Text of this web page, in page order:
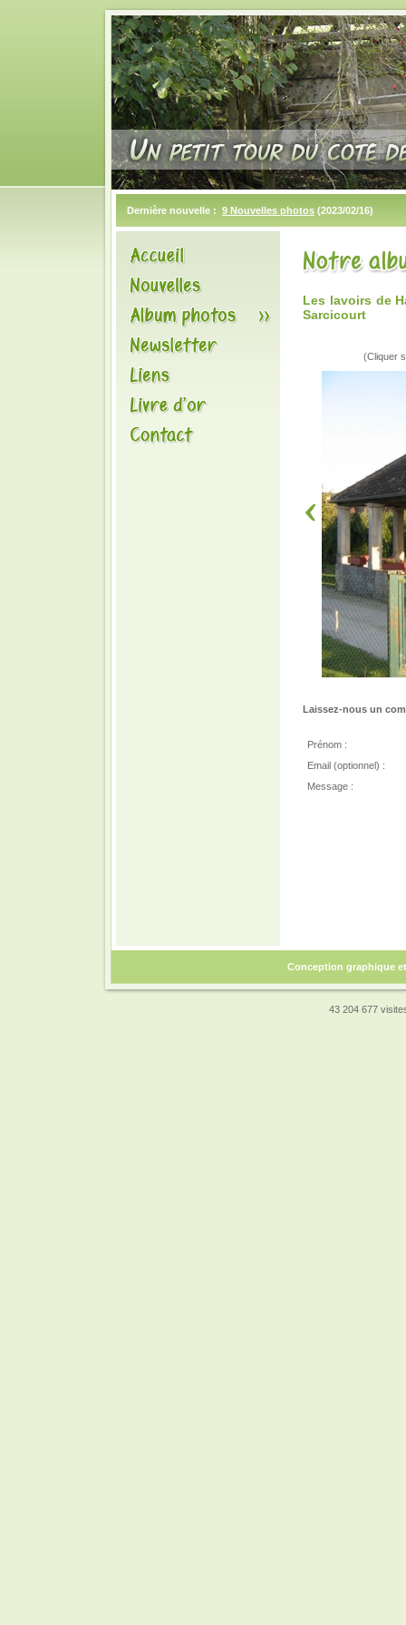
Dernière nouvelle : 9 Nouvelles photos (2023/02/16)
Les lavoirs de
Sarcicourt
(Cliquer
Laissez-nous un
Prénom :
Email (optionnel) :
Message :
Conception graphique
43 204 677